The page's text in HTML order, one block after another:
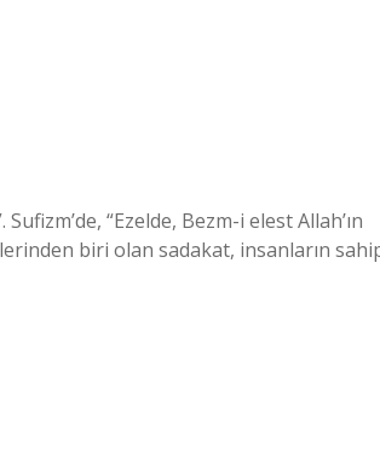
“Ezelde, Bezm-i elest Allah’ın
biri olan sadakat, insanların